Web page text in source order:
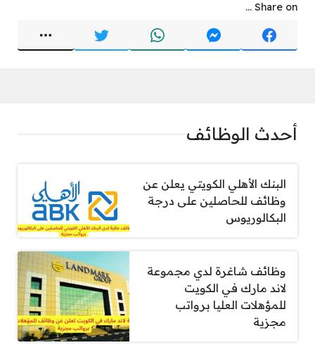
Share on ...
أحدث الوظائف
البنك الأهلي الكويتي يعلن عن
وظائف للحاصلين على درجة
البكالوريوس
وظائف شاغرة لدي مجموعة
لاند مارك في الكويت
للمؤهلات العليا برواتب
مجزية